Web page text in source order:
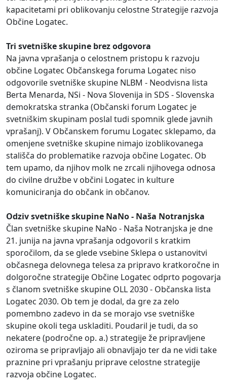
kapacitetami pri oblikovanju celostne Strategije razvoja
Občine Logatec.
Tri svetniške skupine brez odgovora
Na javna vprašanja o celostnem pristopu k razvoju
občine Logatec Občanskega foruma Logatec niso
odgovorile svetniške skupine NLBM - Neodvisna lista
Berta Menarda, NSi - Nova Slovenija in SDS - Slovenska
demokratska stranka (Občanski forum Logatec je
svetniškim skupinam poslal tudi spomnik glede javnih
vprašanj). V Občanskem forumu Logatec sklepamo, da
omenjene svetniške skupine nimajo izoblikovanega
stališča do problematike razvoja občine Logatec. Ob
tem upamo, da njihov molk ne zrcali njihovega odnosa
do civilne družbe v občini Logatec in kulture
komuniciranja do občank in občanov.
Odziv svetniške skupine NaNo - Naša Notranjska
Član svetniške skupine NaNo - Naša Notranjska je dne
21. junija na javna vprašanja odgovoril s kratkim
sporočilom, da se glede vsebine Sklepa o ustanovitvi
občasnega delovnega telesa za pripravo kratkoročne in
dolgoročne strategije Občine Logatec odprto pogovarja
s članom svetniške skupine OLL 2030 - Občanska lista
Logatec 2030. Ob tem je dodal, da gre za zelo
pomembno zadevo in da se morajo vse svetniške
skupine okoli tega uskladiti. Poudaril je tudi, da so
nekatere (področne op. a.) strategije že pripravljene
oziroma se pripravljajo ali obnavljajo ter da ne vidi take
praznine pri vprašanju priprave celostne strategije
razvoja občine Logatec.